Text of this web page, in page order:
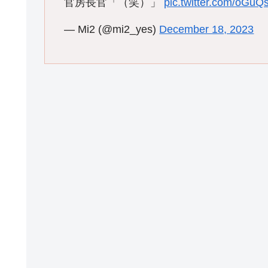
官房長官「（笑）」 pic.twitter.com/
— Mi2 (@mi2_yes) December 18, 2023